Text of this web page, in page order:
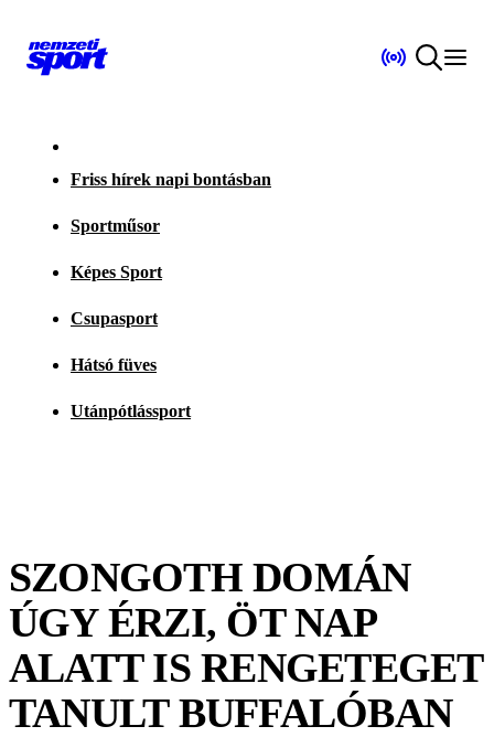
Friss hírek napi bontásban
Sportműsor
Képes Sport
Csupasport
Hátsó füves
Utánpótlássport
SZONGOTH DOMÁN
ÚGY ÉRZI, ÖT NAP
ALATT IS RENGETEGET
TANULT BUFFALÓBAN